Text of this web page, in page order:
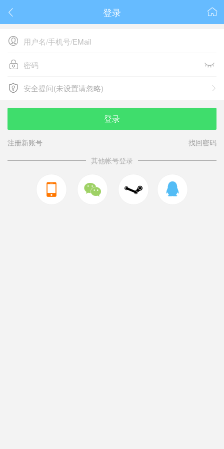
 
登录

 
 
安全提问(未设置请忽略)
安全提问(未设置请忽略)
登录
注册新账号
找回密码
其他帐号登录
  